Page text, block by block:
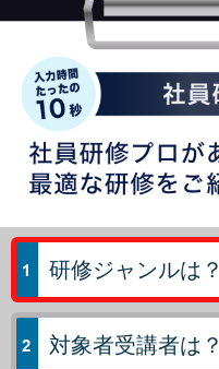
研修ジャンルは？
対象者受講者は？